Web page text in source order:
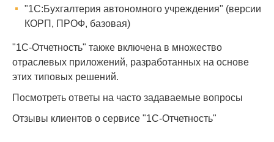
"1С:Бухгалтерия автономного учреждения" (версии
КОРП, ПРОФ, базовая)
"1С-Отчетность" также включена в множество
отраслевых приложений, разработанных на основе
этих типовых решений.
Посмотреть ответы на часто задаваемые вопросы
Отзывы клиентов о сервисе "1С-Отчетность"